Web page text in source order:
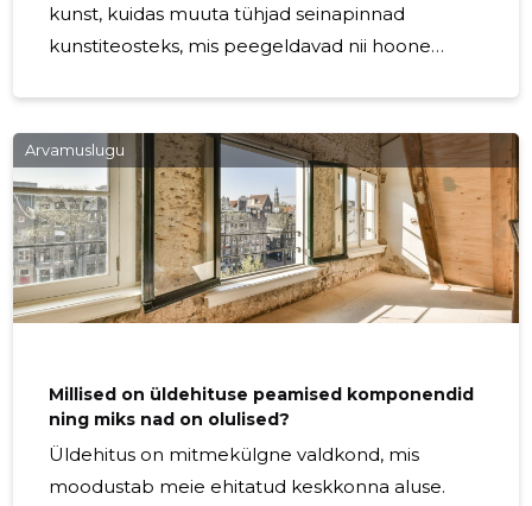
kunst, kuidas muuta tühjad seinapinnad
kunstiteosteks, mis peegeldavad nii hoone
fassaadiviimistluse maailma, uurides erinevaid
materjale, stiile ja nende mõju üldisele hoone
väljanägemisele. Fassaadiviimistlus algab
materjalide valikust. Klassikalised materjalid
nagu tellis, kivi ja puit pakuvad vastupidavust ja
ajatust, luues samas loomuliku ilu.
Arvamuslugu
Millised on üldehituse peamised komponendid
ning miks nad on olulised?
Üldehitus on mitmekülgne valdkond, mis
moodustab meie ehitatud keskkonna aluse.